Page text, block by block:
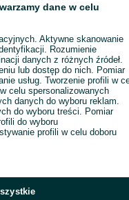
Wyświetlenia:
Wyślij wiadomość
dane w celu
Aktywne skanowanie
Rozumienie
danych z różnych źródeł.
lub dostęp do nich. Pomiar
usług. Tworzenie profili w
celu spersonalizowanych
danych do wyboru reklam.
do wyboru treści. Pomiar
do wyboru
profili w celu doboru